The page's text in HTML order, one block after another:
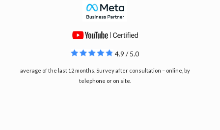
4.9 / 5.0
average of the last 12 months. Survey after consultation – online, by
telephone or on site.